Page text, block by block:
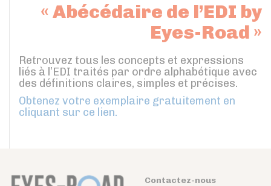
« Abécédaire de l’EDI by
Eyes-Road »
Retrouvez tous les concepts et expressions
liés à l’EDI traités par ordre alphabétique avec
des définitions claires, simples et précises.
Obtenez votre exemplaire gratuitement en
cliquant sur ce lien.
Contactez-nous